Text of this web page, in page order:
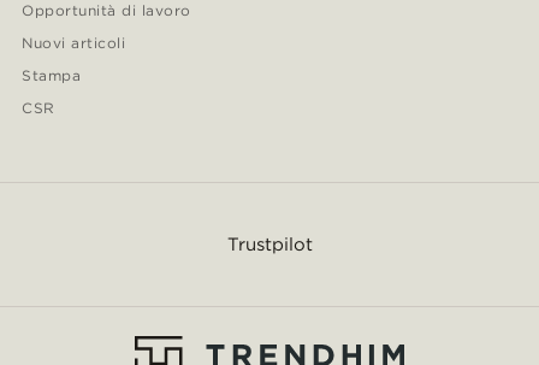
Opportunità di lavoro
Nuovi articoli
Stampa
CSR
Trustpilot